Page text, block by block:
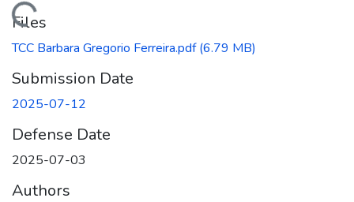
Files
TCC Barbara Gregorio Ferreira.pdf(6.79 MB)
Submission Date
2025-07-12
Defense Date
2025-07-03
Authors